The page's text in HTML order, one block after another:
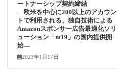
ートナーシップ契約締結
―欧米を中心に200以上のアカウン
トで利用される、独自技術による
Amazonスポンサー広告最適化ソリ
ューション「m19」の国内提供開
始―
2023年1月17日